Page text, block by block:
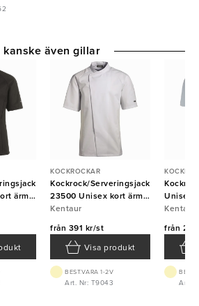
ärm
KOCKROCKAR
Kockrock/Serveringsjacka
23500 Unisex kort ärm
vit Kentaur
Kentaur
från 391 kr/st
Visa produkt
BEST.VARA 1-2V
Art. Nr: T9043
Unisex
Kentaur
Kentaur
från
Art.
kanske även gillar